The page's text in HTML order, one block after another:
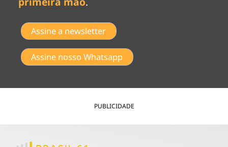
Assine a newsletter
Assine nosso Whatsapp
PUBLICIDADE